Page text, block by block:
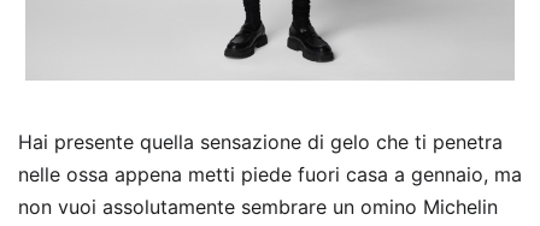
Hai presente quella sensazione di gelo che ti penetra
nelle ossa appena metti piede fuori casa a gennaio, ma
non vuoi assolutamente sembrare un omino Michelin